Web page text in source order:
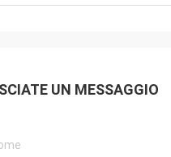
UN MESSAGGIO